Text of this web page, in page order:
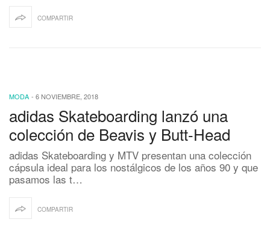
COMPARTIR
MODA - 6 NOVIEMBRE, 2018
adidas Skateboarding lanzó una
colección de Beavis y Butt-Head
adidas Skateboarding y MTV presentan una colección
cápsula ideal para los nostálgicos de los años 90 y que
pasamos las t…
COMPARTIR